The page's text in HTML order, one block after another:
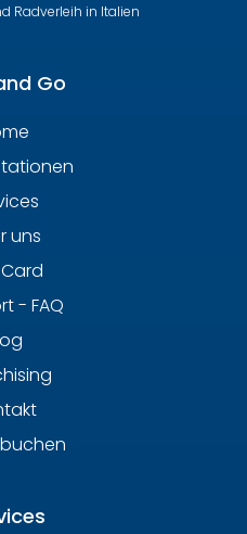
Radverleih in Italien
Go
uns
- FAQ